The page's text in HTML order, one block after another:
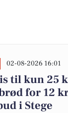
02-08-2026 16:01
til kun 25
for 12
i Stege